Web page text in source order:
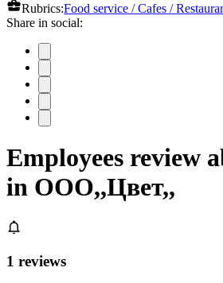
Rubrics:Food service / Cafes /
Share in social:
Employees review
in ООО,,Цвет,,
1 reviews